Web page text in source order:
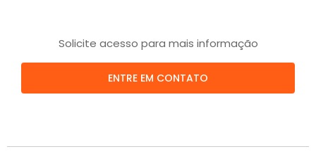
Solicite acesso para mais informação
ENTRE EM CONTATO